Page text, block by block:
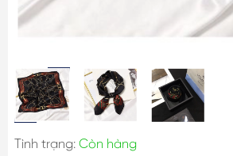
Tình trạng: Còn hàng